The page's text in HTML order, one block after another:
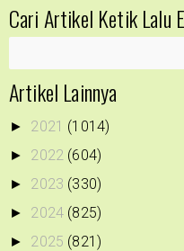
Cari Artikel Ketik Lalu
Artikel Lainnya
► 2021 (1014)
► 2022 (604)
► 2023 (330)
► 2024 (825)
► 2025 (821)